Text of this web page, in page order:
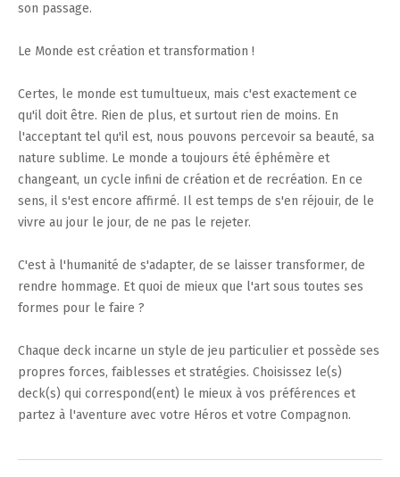
son passage.
Le Monde est création et transformation !
Certes, le monde est tumultueux, mais c'est exactement ce
qu'il doit être. Rien de plus, et surtout rien de moins. En
l'acceptant tel qu'il est, nous pouvons percevoir sa beauté, sa
nature sublime. Le monde a toujours été éphémère et
changeant, un cycle infini de création et de recréation. En ce
sens, il s'est encore affirmé. Il est temps de s'en réjouir, de le
vivre au jour le jour, de ne pas le rejeter.
C'est à l'humanité de s'adapter, de se laisser transformer, de
rendre hommage. Et quoi de mieux que l'art sous toutes ses
formes pour le faire ?
Chaque deck incarne un style de jeu particulier et possède ses
propres forces, faiblesses et stratégies. Choisissez le(s)
deck(s) qui correspond(ent) le mieux à vos préférences et
partez à l'aventure avec votre Héros et votre Compagnon.